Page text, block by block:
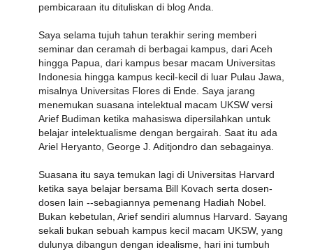
pembicaraan itu dituliskan di blog Anda.
Saya selama tujuh tahun terakhir sering memberi
seminar dan ceramah di berbagai kampus, dari Aceh
hingga Papua, dari kampus besar macam Universitas
Indonesia hingga kampus kecil-kecil di luar Pulau Jawa,
misalnya Universitas Flores di Ende. Saya jarang
menemukan suasana intelektual macam UKSW versi
Arief Budiman ketika mahasiswa dipersilahkan untuk
belajar intelektualisme dengan bergairah. Saat itu ada
Ariel Heryanto, George J. Aditjondro dan sebagainya.
Suasana itu saya temukan lagi di Universitas Harvard
ketika saya belajar bersama Bill Kovach serta dosen-
dosen lain --sebagiannya pemenang Hadiah Nobel.
Bukan kebetulan, Arief sendiri alumnus Harvard. Sayang
sekali bukan sebuah kampus kecil macam UKSW, yang
dulunya dibangun dengan idealisme, hari ini tumbuh